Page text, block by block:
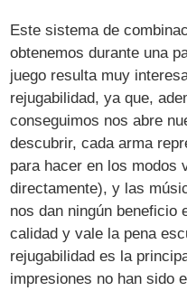
Este sistema de
obtenemos durante una
juego resulta muy
rejugabilidad, ya que,
conseguimos nos abre
descubrir, cada arma
para hacer en los modos
directamente), y las
nos dan ningún beneficio
calidad y vale la pena
rejugabilidad es la
impresiones no han sido